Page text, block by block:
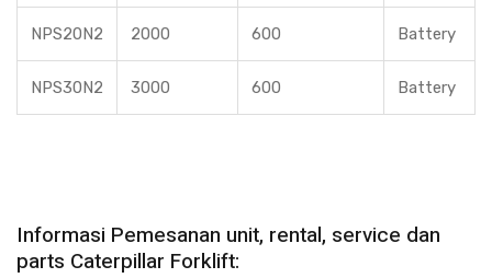
NPS20N2 2000 600 Battery
NPS30N2 3000 600 Battery
Informasi Pemesanan unit, rental, service dan
parts Caterpillar Forklift: